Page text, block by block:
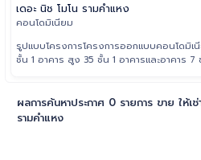
เดอะ นิช โมโน รามคำแหง
คอนโดมิเนียม
รูปแบบโครงการโครงการออกแบบคอนโดมิ
ชั้น 1 อาคาร สูง 35 ชั้น 1 อาคารและอาคาร
ผลการค้นหาประกาศ 0 รายการ ขาย ให้
รามคำแหง